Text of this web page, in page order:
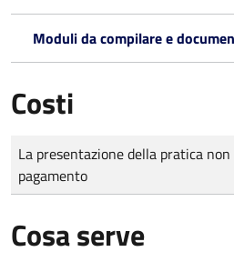
Moduli da compilare e
Costi
Tipo di pagamento
Importo
La presentazione della pratica
pagamento
Cosa serve